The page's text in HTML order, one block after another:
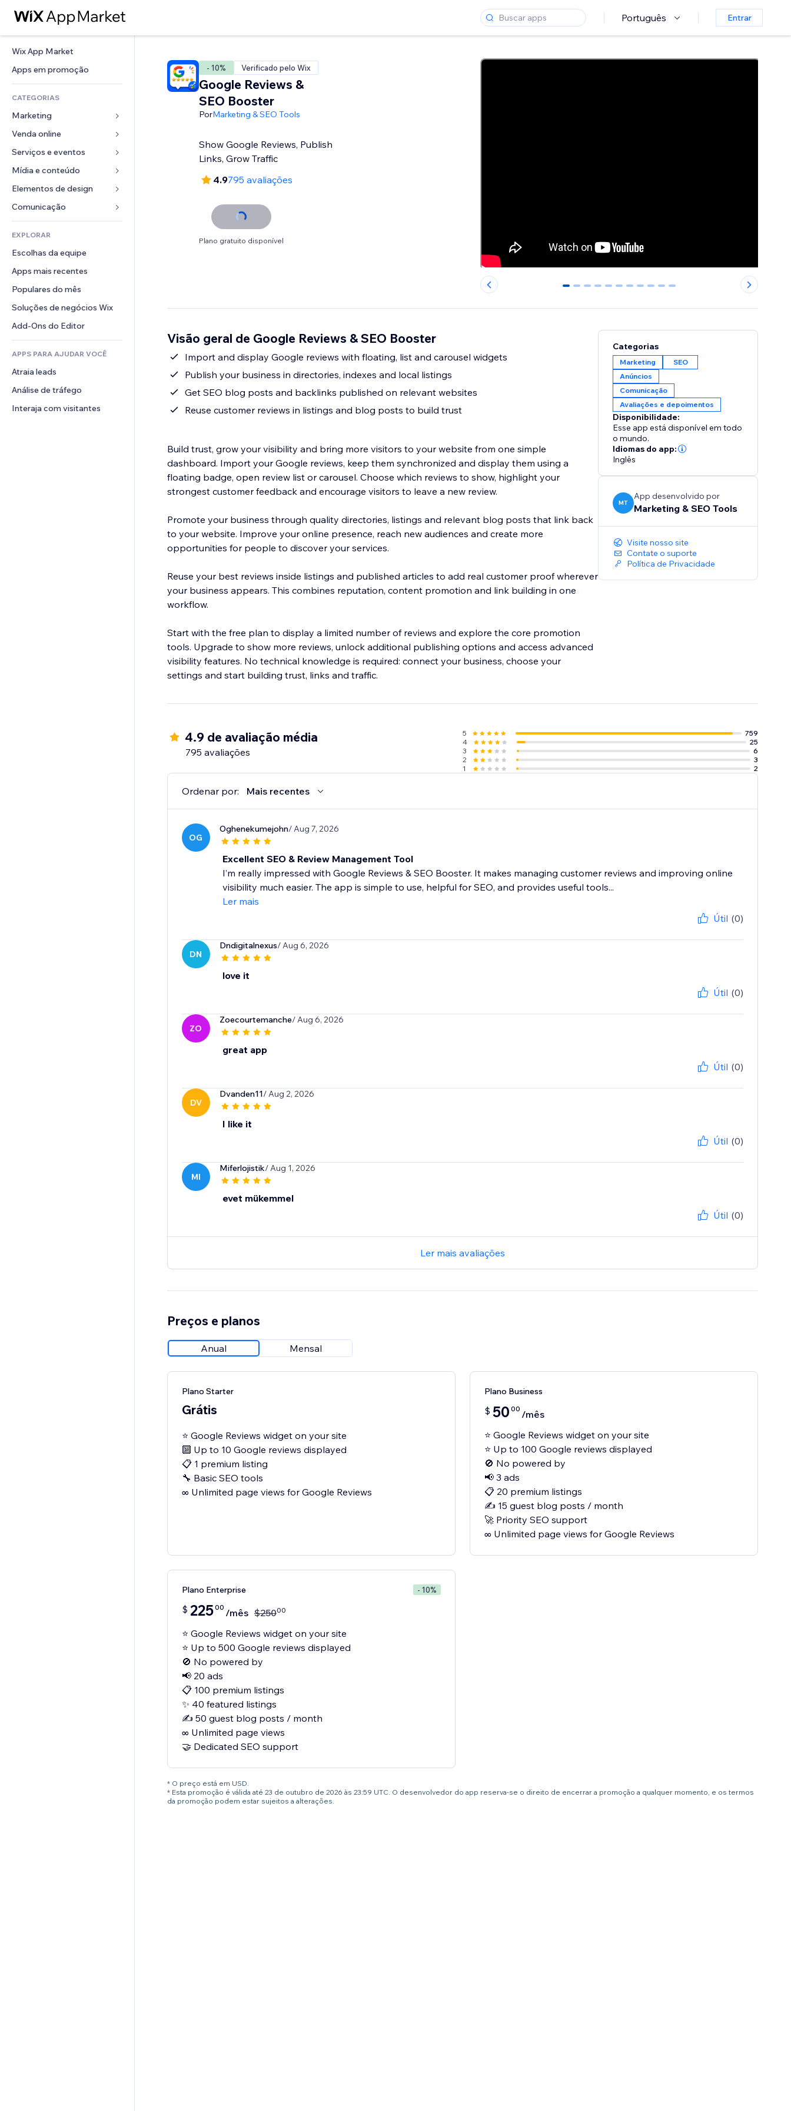
Português Entrar
Wix App Market
Apps em promoção
CATEGORIAS
Marketing
Anúncios
Mobile
Análises
Listas do site
Email
Venda online
Apps para lojas
Frete e entrega
Botões de venda
Contabilidade
Cupons e fidelidade
Soluções de armazenamento
Serviços e eventos
Hotéis
Eventos
Restaurantes
Imobiliária
Meus agendamentos
Mídia e conteúdo
Galeria
Músicas
Podcasts
Fotografia
Vídeo
PDF
Compartilhamento de arquivos
Notícias
Elementos de design
Mapas e navegação
Privacidade e segurança
Relógio
Templates de página
Efeitos de imagem
Botões e menus
Banners e selos
Calculadoras
Busca
Previsão do tempo
Tabelas e gráficos
Formulários
Enquetes
Chat
Comentários
Telefone
Comunidade
Avaliações e depoimentos
CRM
EXPLORAR
Escolhas da equipe
Apps mais recentes
Populares do mês
Soluções de negócios Wix
Add-Ons do Editor
APPS PARA AJUDAR VOCÊ
Atraia leads
Análise de tráfego
Interaja com visitantes
- 10% Verificado pelo Wix
Google Reviews &
SEO Booster
PorMarketing & SEO Tools
Show Google Reviews, Publish
Links, Grow Traffic
4.9795 avaliações
Plano gratuito disponível
0 1 2 3 4 5 6 7 8 9 10
Visão geral de Google Reviews & SEO Booster
Import and display Google reviews with floating, list and carousel widgets
Publish your business in directories, indexes and local listings
Get SEO blog posts and backlinks published on relevant websites
Reuse customer reviews in listings and blog posts to build trust
Build trust, grow your visibility and bring more visitors to your website from one simple
dashboard. Import your Google reviews, keep them synchronized and display them using a
floating badge, open review list or carousel. Choose which reviews to show, highlight your
strongest customer feedback and encourage visitors to leave a new review.
Promote your business through quality directories, listings and relevant blog posts that link back
to your website. Improve your online presence, reach new audiences and create more
opportunities for people to discover your services.
Reuse your best reviews inside listings and published articles to add real customer proof wherever
your business appears. This combines reputation, content promotion and link building in one
workflow.
Start with the free plan to display a limited number of reviews and explore the core promotion
tools. Upgrade to show more reviews, unlock additional publishing options and access advanced
visibility features. No technical knowledge is required: connect your business, choose your
settings and start building trust, links and traffic.
Categorias
Marketing
SEO
Anúncios
Comunicação
Avaliações e depoimentos
Disponibilidade:
Esse app está disponível em todo
o mundo.
Idiomas do app:
Inglês
MT
App desenvolvido por
Marketing & SEO Tools
Visite nosso site
Contate o suporte
Política de Privacidade
4.9 de avaliação média
795 avaliações
5
759
4
25
3
6
2
3
1
2
Ordenar por: Mais recentes
OG
Oghenekumejohn/ Aug 7, 2026
Excellent SEO & Review Management Tool
I’m really impressed with Google Reviews & SEO Booster. It makes managing customer reviews and improving online
visibility much easier. The app is simple to use, helpful for SEO, and provides useful tools...
Ler mais
Útil (0)
DN
Dndigitalnexus/ Aug 6, 2026
love it
Útil (0)
ZO
Zoecourtemanche/ Aug 6, 2026
great app
Útil (0)
DV
Dvanden11/ Aug 2, 2026
I like it
Útil (0)
MI
Miferlojistik/ Aug 1, 2026
evet mükemmel
Útil (0)
Ler mais avaliações
Preços e planos
Anual Mensal
Plano Starter
Grátis
⭐ Google Reviews widget on your site
🔟 Up to 10 Google reviews displayed
📋 1 premium listing
🔧 Basic SEO tools
∞ Unlimited page views for Google Reviews
Plano Business
$ 50 00 /mês
⭐ Google Reviews widget on your site
⭐ Up to 100 Google reviews displayed
🚫 No powered by
📢 3 ads
📋 20 premium listings
✍️ 15 guest blog posts / month
🚀 Priority SEO support
Plano Enterprise - 10%
$ 22500 /mês $25000
⭐ Google Reviews widget on your site
⭐ Up to 500 Google reviews displayed
🚫 No powered by
📢 20 ads
📋 100 premium listings
✨ 40 featured listings
✍️ 50 guest blog posts / month
∞ Unlimited page views
🤝 Dedicated SEO support
* O preço está em USD.
* Esta promoção é válida até 23 de outubro de 2026 às 23:59 UTC. O desenvolvedor do app reserva-se o direito de encerrar a promoção a qualquer momento, e os termos
da promoção podem estar sujeitos a alterações.